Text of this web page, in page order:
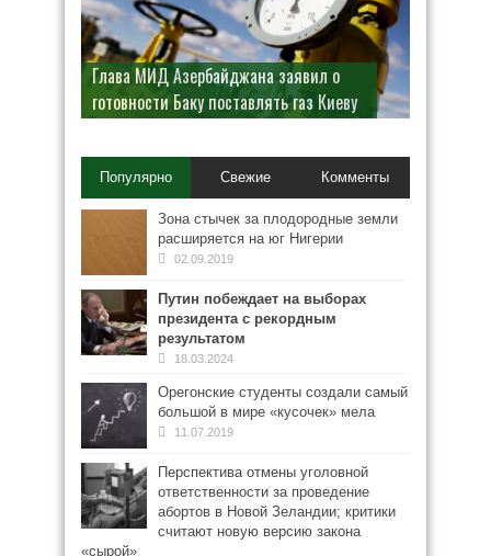
Глава МИД Азербайджана заявил о
готовности Баку поставлять газ Киеву
В Рунете произошел масштабный сбой
Популярно Свежие Комменты
Зона стычек за плодородные земли
расширяется на юг Нигерии
02.09.2019
Путин побеждает на выборах
президента с рекордным
результатом
18.03.2024
Орегонские студенты создали самый
большой в мире «кусочек» мела
11.07.2019
Перспектива отмены уголовной
ответственности за проведение
абортов в Новой Зеландии; критики
считают новую версию закона
«сырой»